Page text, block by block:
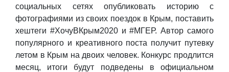
социальных сетях опубликовать историю с
фотографиями из своих поездок в Крым, поставить
хештеги #ХочуВКрым2020 и #МГЕР. Автор самого
популярного и креативного поста получит путевку
летом в Крым на двоих человек. Конкурс продлится
месяц, итоги будут подведены в официальном